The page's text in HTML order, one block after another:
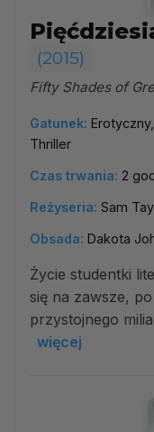
(2015)
Fifty Shades of
Gatunek:
Thriller
Czas trwania: 2
Reżyseria: Sam
Obsada: Dakota
Życie studentki
się na zawsze,
przystojnego
więcej